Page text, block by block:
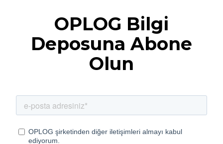
OPLOG Bilgi
Deposuna Abone
Olun